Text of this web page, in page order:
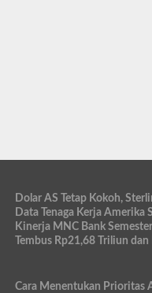
Dolar AS Tetap Kokoh,
Data Tenaga Kerja Amerika
Kinerja MNC Bank
Tembus Rp21,68 Triliun
Cara Menentukan Prioritas